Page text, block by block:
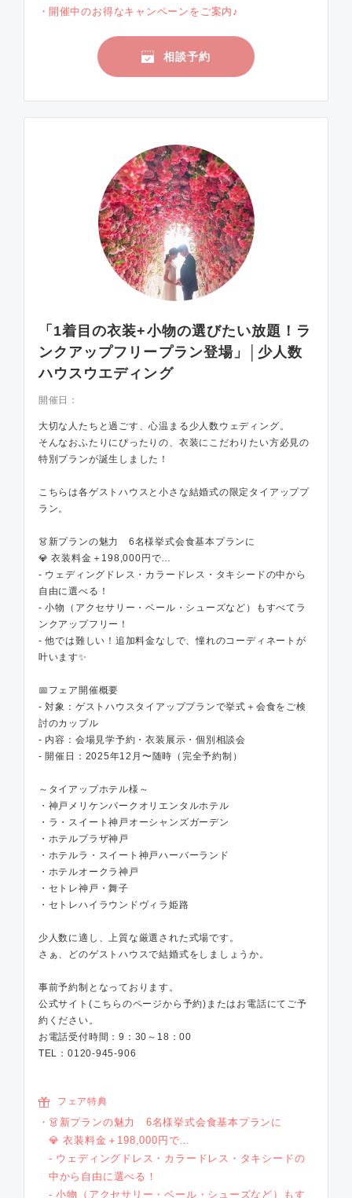
開催中のお得なキャンペーンをご案内♪
相談予約
「1着目の衣装+小物の選びたい放題！ラ
ンクアップフリープラン登場」│少人数
ハウスウエディング
開催日：
大切な人たちと過ごす、心温まる少人数ウェディング。
そんなおふたりにぴったりの、衣装にこだわりたい方必見の
特別プランが誕生しました！
こちらは各ゲストハウスと小さな結婚式の限定タイアッププ
ラン。
👗新プランの魅力 6名様挙式会食基本プランに
💎 衣装料金＋198,000円で…
- ウェディングドレス・カラードレス・タキシードの中から
自由に選べる！
- 小物（アクセサリー・ベール・シューズなど）もすべてラ
ンクアップフリー！
- 他では難しい！追加料金なしで、憧れのコーディネートが
叶います✨
📅フェア開催概要
- 対象：ゲストハウスタイアッププランで挙式＋会食をご検
討のカップル
- 内容：会場見学予約・衣装展示・個別相談会
- 開催日：2025年12月〜随時（完全予約制）
～タイアップホテル様～
・神戸メリケンパークオリエンタルホテル
・ラ・スイート神戸オーシャンズガーデン
・ホテルプラザ神戸
・ホテルラ・スイート神戸ハーバーランド
・ホテルオークラ神戸
・セトレ神戸・舞子
・セトレハイラウンドヴィラ姫路
少人数に適し、上質な厳選された式場です。
さぁ、どのゲストハウスで結婚式をしましょうか。
事前予約制となっております。
公式サイト(こちらのページから予約)またはお電話にてご予
約ください。
お電話受付時間：9：30～18：00
TEL：0120-945-906
フェア特典
👗新プランの魅力 6名様挙式会食基本プランに
💎 衣装料金＋198,000円で…
- ウェディングドレス・カラードレス・タキシードの
中から自由に選べる！
- 小物（アクセサリー・ベール・シューズなど）もす